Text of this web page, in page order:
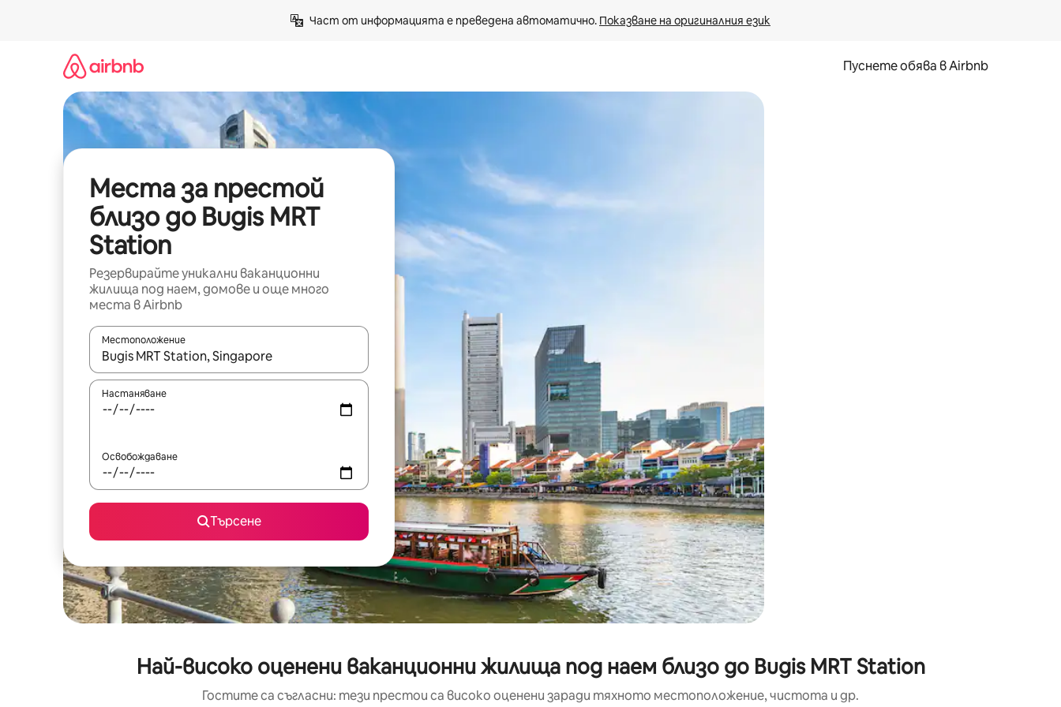
Част от информацията е преведена автоматично. Показване на оригиналния език
Пуснете обява в Airbnb
Места за престой
близо до Bugis MRT
Station
Резервирайте уникални ваканционни
жилища под наем, домове и още много
места в Airbnb
Местоположение
Когато резултатите се покажат, използвайте клавишите със стрелки нагоре и надолу или навигирайте с докосване или плъзгане.
Настаняване
Освобождаване
Търсене
Най-високо оценени ваканционни жилища под наем близо до Bugis MRT Station
Гостите са съгласни: тези престои са високо оценени заради тяхното местоположение, чистота и др.